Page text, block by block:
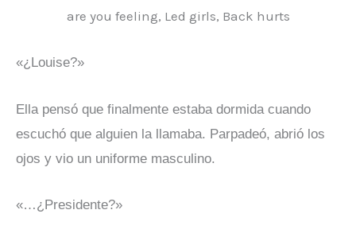
«¿Louise?»
Ella pensó que finalmente estaba dormida cuando
escuchó que alguien la llamaba. Parpadeó, abrió los
ojos y vio un uniforme masculino.
«…¿Presidente?»